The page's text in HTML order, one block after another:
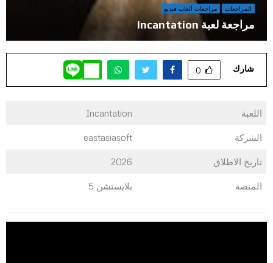
المراجعات مراجعات ألعاب فيديو
مراجعة لعبة Incantation
شارك 0
اللعبة Incantation
الشركة eastasiasoft
تاريخ الاطلاق 2026
المنصة بلايستشن 5